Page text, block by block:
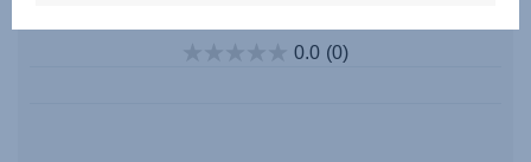
0.0 (0)